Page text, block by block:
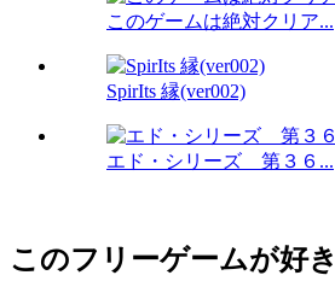
このゲームは絶対クリア...
SpirIts 縁(ver002)
エド・シリーズ 第３６...
このフリーゲームが好